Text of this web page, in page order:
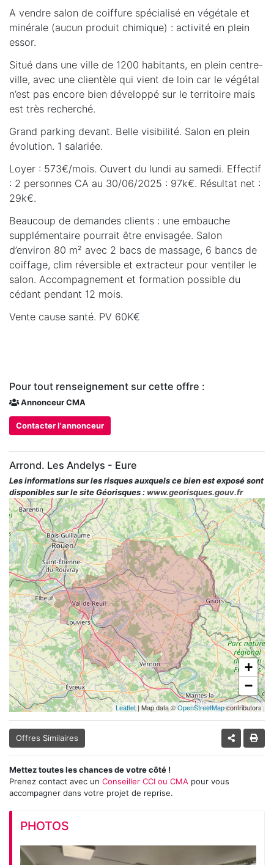
A vendre salon de coiffure spécialisé en végétale et
minérale (aucun produit chimique) : activité en plein
essor.
Situé dans une ville de 1200 habitants, en plein centre-
ville, avec une clientèle qui vient de loin car le végétal
n’est pas encore bien développé sur le territoire mais
est très recherché.
Grand parking devant. Belle visibilité. Salon en plein
évolution. 1 salariée.
Loyer : 573€/mois. Ouvert du lundi au samedi. Effectif
: 2 personnes CA au 30/06/2025 : 97k€. Résultat net :
29k€.
Beaucoup de demandes clients : une embauche
supplémentaire pourrait être envisagée. Salon
d’environ 80 m² avec 2 bacs de massage, 6 bancs de
coiffage, clim réversible et extracteur pour ventiler le
salon. Accompagnement et formation possible du
cédant pendant 12 mois.
Vente cause santé. PV 60K€
Pour tout renseignement sur cette offre :
Annonceur CMA
Contacter l'annonceur
Arrond. Les Andelys - Eure
Les informations sur les risques auxquels ce bien est exposé sont
disponibles sur le site Géorisques : www.georisques.gouv.fr
+
−
Leaflet| Map data ©OpenStreetMapcontributors
Offres Similaires
Mettez toutes les chances de votre côté !
Prenez contact avec un Conseiller CCI ou CMA pour vous
accompagner dans votre projet de reprise.
PHOTOS